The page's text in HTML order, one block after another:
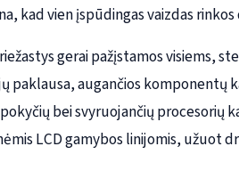
kad vien įspūdingas vaizdas
gerai pažįstamos visiems,
paklausa, augančios komponentų
bei svyruojančių procesorių
LCD gamybos linijomis, užuot